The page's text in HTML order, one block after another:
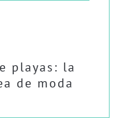
playas: la
de moda